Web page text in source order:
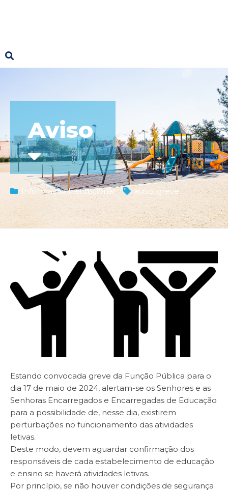
Aviso
Informação Institucional aviso, greve
Estando convocada greve da Função Pública para o
dia 17 de maio de 2024, alertam-se os Senhores e as
Senhoras Encarregados e Encarregadas de Educação
para a possibilidade de, nesse dia, existirem
perturbações no funcionamento das atividades
letivas.
Deste modo, devem aguardar confirmação dos
responsáveis de cada estabelecimento de educação
e ensino se haverá atividades letivas.
Por princípio, se não houver condições de segurança